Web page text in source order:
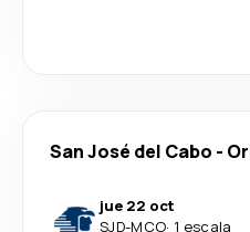
San José del Cabo -
jue 22 oct
SJD-MCO· 1 escala